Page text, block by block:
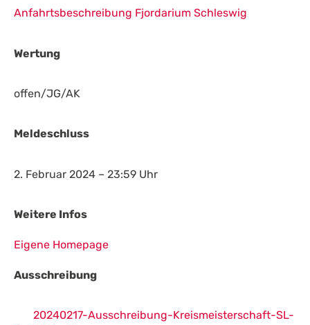
Anfahrtsbeschreibung Fjordarium Schleswig
Wertung
offen/JG/AK
Meldeschluss
2. Februar 2024 – 23:59 Uhr
Weitere Infos
Eigene Homepage
Ausschreibung
20240217-Ausschreibung-Kreismeisterschaft-SL-